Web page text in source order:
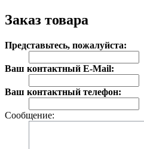
Заказ товара
Представьтесь, пожалуйста:
Ваш контактный E-Mail:
Ваш контактный телефон:
Сообщение: